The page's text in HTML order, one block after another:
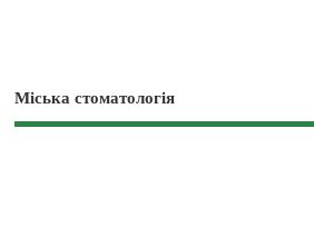
Міська стоматологія